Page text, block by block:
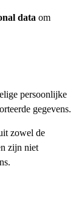
data om
persoonlijke
gegevens.
zowel de
zijn niet